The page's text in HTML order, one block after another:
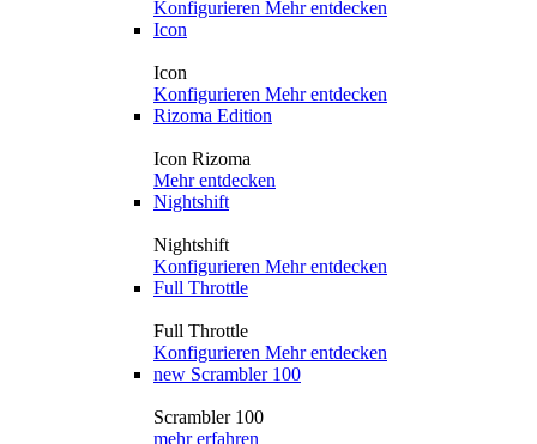
Konfigurieren Mehr entdecken
Icon
Icon
Konfigurieren Mehr entdecken
Rizoma Edition
Icon Rizoma
Mehr entdecken
Nightshift
Nightshift
Konfigurieren Mehr entdecken
Full Throttle
Full Throttle
Konfigurieren Mehr entdecken
new Scrambler 100
Scrambler 100
mehr erfahren